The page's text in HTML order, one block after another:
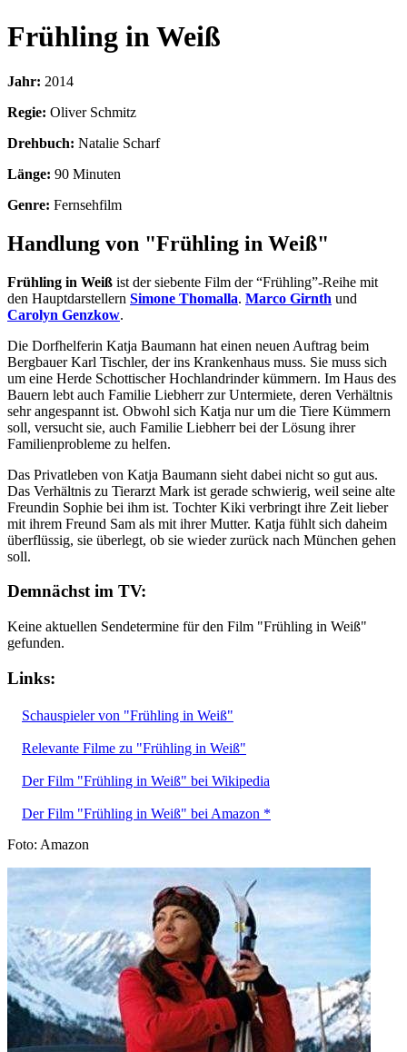
Frühling in Weiß
Jahr: 2014
Regie: Oliver Schmitz
Drehbuch: Natalie Scharf
Länge: 90 Minuten
Genre: Fernsehfilm
Handlung von "Frühling in Weiß"
Frühling in Weiß ist der siebente Film der “Frühling”-Reihe mit
den Hauptdarstellern Simone Thomalla. Marco Girnth und
Carolyn Genzkow.
Die Dorfhelferin Katja Baumann hat einen neuen Auftrag beim
Bergbauer Karl Tischler, der ins Krankenhaus muss. Sie muss sich
um eine Herde Schottischer Hochlandrinder kümmern. Im Haus des
Bauern lebt auch Familie Liebherr zur Untermiete, deren Verhältnis
sehr angespannt ist. Obwohl sich Katja nur um die Tiere Kümmern
soll, versucht sie, auch Familie Liebherr bei der Lösung ihrer
Familienprobleme zu helfen.
Das Privatleben von Katja Baumann sieht dabei nicht so gut aus.
Das Verhältnis zu Tierarzt Mark ist gerade schwierig, weil seine alte
Freundin Sophie bei ihm ist. Tochter Kiki verbringt ihre Zeit lieber
mit ihrem Freund Sam als mit ihrer Mutter. Katja fühlt sich daheim
überflüssig, sie überlegt, ob sie wieder zurück nach München gehen
soll.
Demnächst im TV:
Keine aktuellen Sendetermine für den Film "Frühling in Weiß"
gefunden.
Links:
Schauspieler von "Frühling in Weiß"
Relevante Filme zu "Frühling in Weiß"
Der Film "Frühling in Weiß" bei Wikipedia
Der Film "Frühling in Weiß" bei Amazon *
Foto: Amazon